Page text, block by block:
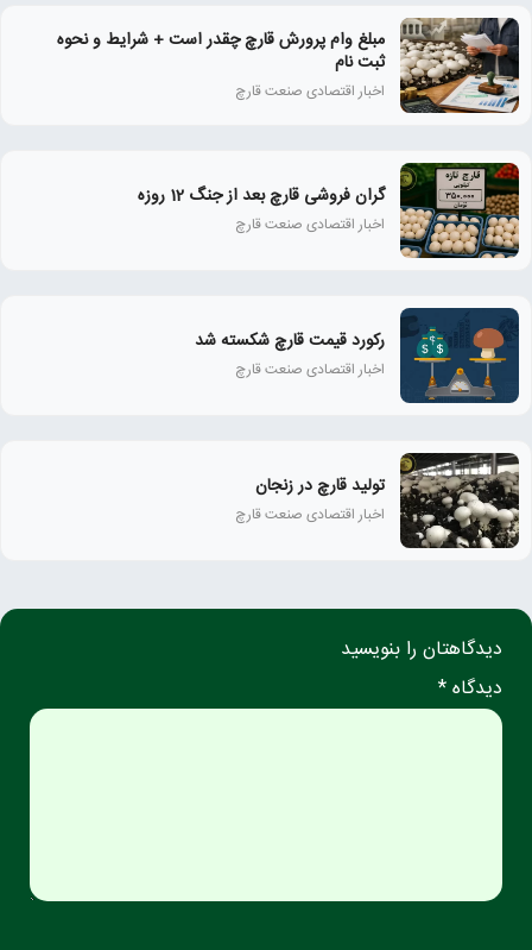
مبلغ وام پرورش قارچ چقدر است + شرایط و نحوه
ثبت نام
اخبار اقتصادی صنعت قارچ
گران فروشی قارچ بعد از جنگ 12 روزه
اخبار اقتصادی صنعت قارچ
رکورد قیمت قارچ شکسته شد
اخبار اقتصادی صنعت قارچ
تولید قارچ در زنجان
اخبار اقتصادی صنعت قارچ
دیدگاهتان را بنویسید
دیدگاه *